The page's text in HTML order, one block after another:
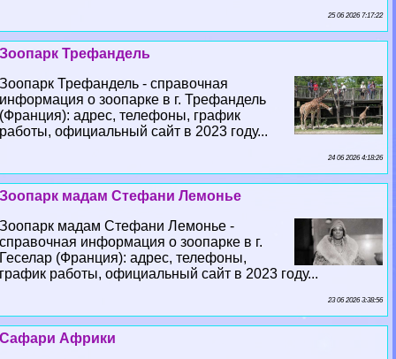
25 06 2026 7:17:22
Зоопарк Трефандель
Зоопарк Трефандель - справочная
информация о зоопарке в г. Трефандель
(Франция): адрес, телефоны, график
работы, официальный сайт в 2023 году...
24 06 2026 4:18:26
Зоопарк мадам Стефани Лемонье
Зоопарк мадам Стефани Лемонье -
справочная информация о зоопарке в г.
Геселар (Франция): адрес, телефоны,
график работы, официальный сайт в 2023 году...
23 06 2026 3:38:56
Сафари Африки